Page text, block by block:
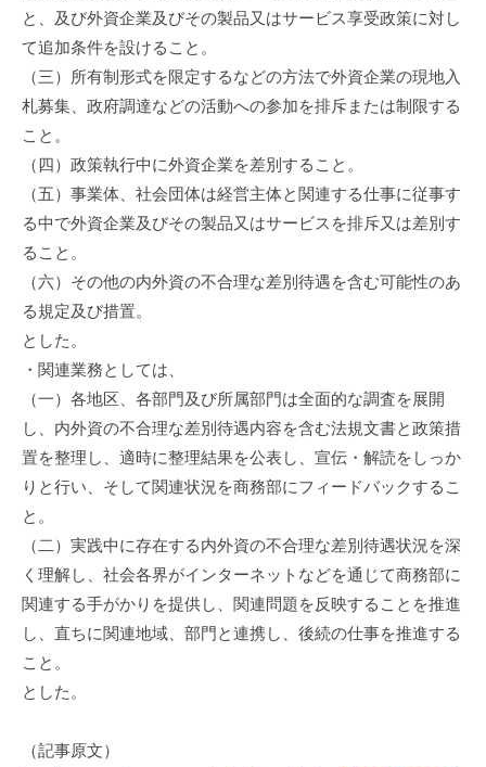
と、及び外資企業及びその製品又はサービス享受政策に対し
て追加条件を設けること。
（三）所有制形式を限定するなどの方法で外資企業の現地入
札募集、政府調達などの活動への参加を排斥または制限する
こと。
（四）政策執行中に外資企業を差別すること。
（五）事業体、社会団体は経営主体と関連する仕事に従事す
る中で外資企業及びその製品又はサービスを排斥又は差別す
ること。
（六）その他の内外資の不合理な差別待遇を含む可能性のあ
る規定及び措置。
とした。
・関連業務としては、
（一）各地区、各部門及び所属部門は全面的な調査を展開
し、内外資の不合理な差別待遇内容を含む法規文書と政策措
置を整理し、適時に整理結果を公表し、宣伝・解読をしっか
りと行い、そして関連状況を商務部にフィードバックするこ
と。
（二）実践中に存在する内外資の不合理な差別待遇状況を深
く理解し、社会各界がインターネットなどを通じて商務部に
関連する手がかりを提供し、関連問題を反映することを推進
し、直ちに関連地域、部門と連携し、後続の仕事を推進する
こと。
とした。
（記事原文）